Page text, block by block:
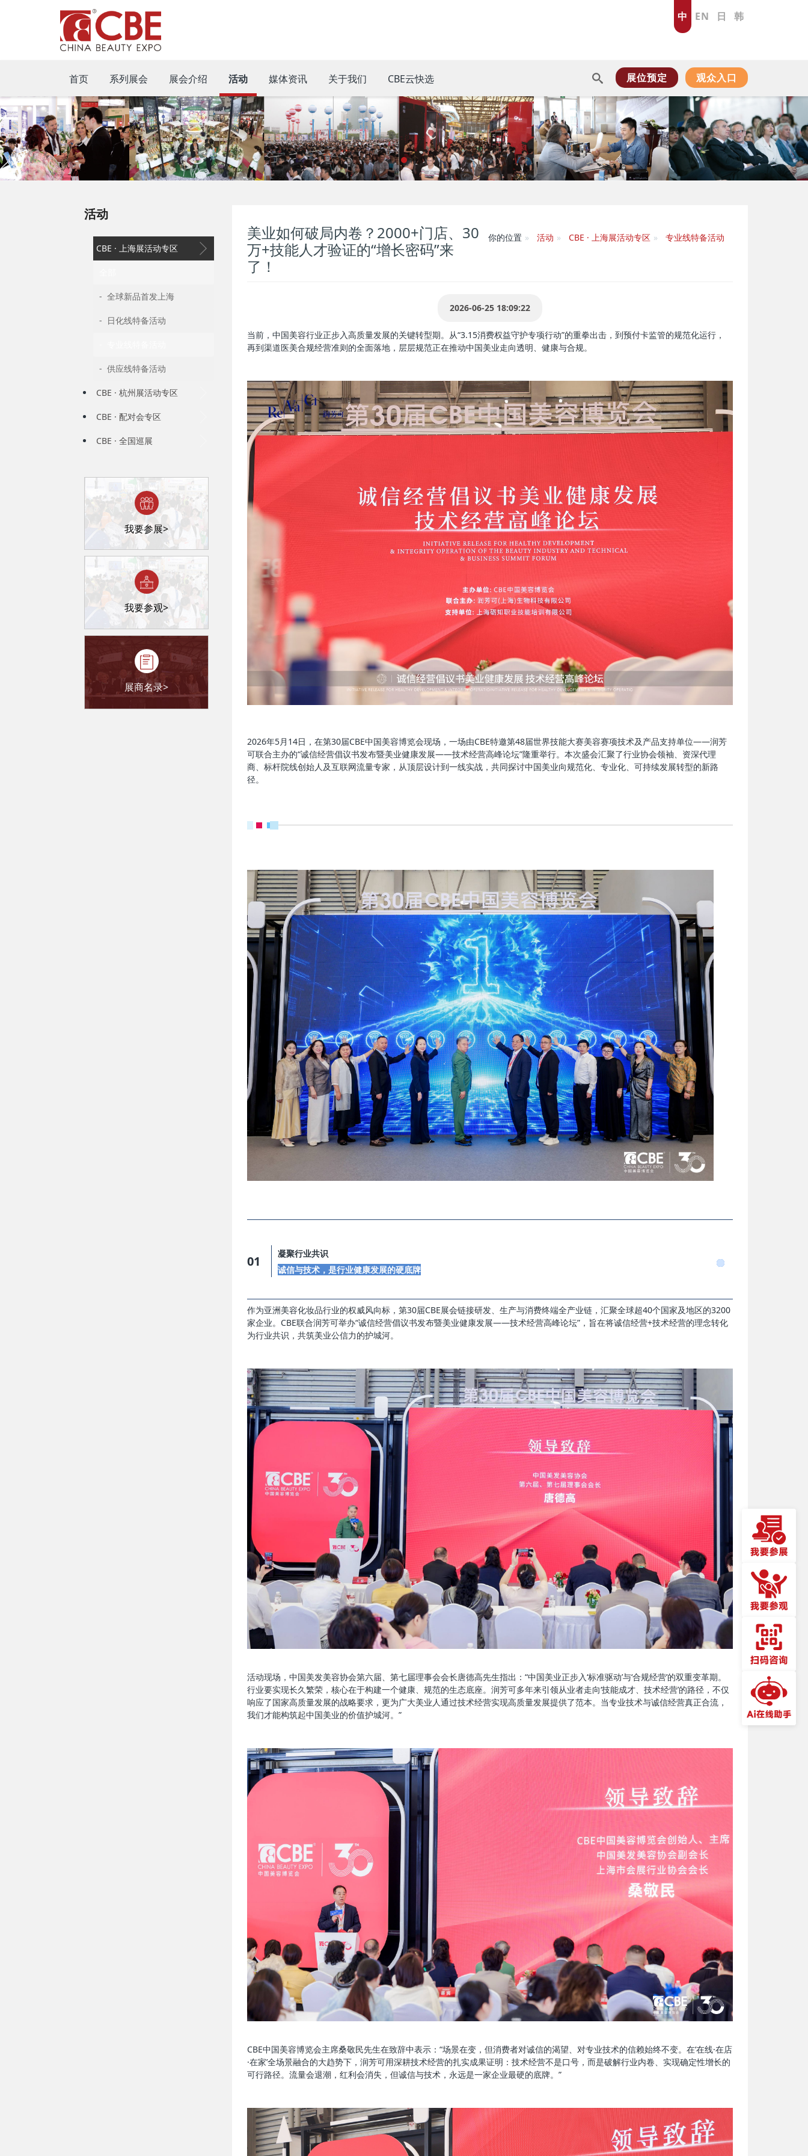
中 EN 日 韩
首页 系列展会 展会介绍 活动 媒体资讯 关于我们 CBE云快选 展位预定 观众入口
活动
CBE · 上海展活动专区
- 全球新品首发上海
- 日化线特备活动
- 供应线特备活动
CBE · 杭州展活动专区
CBE · 配对会专区
CBE · 全国巡展
我要参展>
我要参观>
展商名录>
你的位置 活动 CBE · 上海展活动专区 专业线特备活动
美业如何破局内卷？2000+门店、30
万+技能人才验证的“增长密码”来
了！
2026-06-25 18:09:22
当前，中国美容行业正步入高质量发展的关键转型期。从“3.15消费权益守护专项行动”的重拳出击，到预付卡监管的规范化运行，
再到渠道医美合规经营准则的全面落地，层层规范正在推动中国美业走向透明、健康与合规。
2026年5月14日，在第30届CBE中国美容博览会现场，一场由CBE特邀第48届世界技能大赛美容赛项技术及产品支持单位——润芳
可联合主办的“诚信经营倡议书发布暨美业健康发展——技术经营高峰论坛”隆重举行。本次盛会汇聚了行业协会领袖、资深代理
商、标杆院线创始人及互联网流量专家，从顶层设计到一线实战，共同探讨中国美业向规范化、专业化、可持续发展转型的新路
径。
01
凝聚行业共识
诚信与技术，是行业健康发展的硬底牌
作为亚洲美容化妆品行业的权威风向标，第30届CBE展会链接研发、生产与消费终端全产业链，汇聚全球超40个国家及地区的3200
家企业。CBE联合润芳可举办“诚信经营倡议书发布暨美业健康发展——技术经营高峰论坛”，旨在将诚信经营+技术经营的理念转化
为行业共识，共筑美业公信力的护城河。
活动现场，中国美发美容协会第六届、第七届理事会会长唐德高先生指出：“中国美业正步入‘标准驱动’与‘合规经营’的双重变革期。
行业要实现长久繁荣，核心在于构建一个健康、规范的生态底座。润芳可多年来引领从业者走向‘技能成才、技术经营’的路径，不仅
响应了国家高质量发展的战略要求，更为广大美业人通过技术经营实现高质量发展提供了范本。当专业技术与诚信经营真正合流，
我们才能构筑起中国美业的价值护城河。”
CBE中国美容博览会主席桑敬民先生在致辞中表示：“场景在变，但消费者对诚信的渴望、对专业技术的信赖始终不变。在‘在线·在店
·在家’全场景融合的大趋势下，润芳可用深耕技术经营的扎实成果证明：技术经营不是口号，而是破解行业内卷、实现确定性增长的
可行路径。流量会退潮，红利会消失，但诚信与技术，永远是一家企业最硬的底牌。”